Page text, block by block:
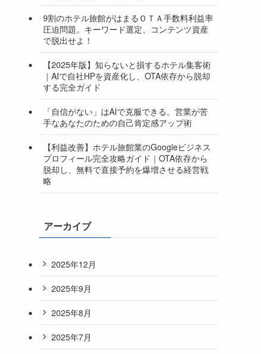
9割のホテル旅館がはまるＯＴＡ手数料利益率
圧迫問題。キーワード選定、コンテンツ資産
で脱出せよ！
【2025年版】知らないと損するホテル集客術
｜AIで自社HPを資産化し、OTA依存から脱却
する完全ガイド
「自信がない」はAIで克服できる。営業が苦
手なあなたのための自己肯定感アップ術
【利益改善】ホテル旅館業のGoogleビジネス
プロフィール完全攻略ガイド｜OTA依存から
脱却し、無料で直接予約を爆増させる経営戦
略
アーカイブ
2025年12月
2025年9月
2025年8月
2025年7月